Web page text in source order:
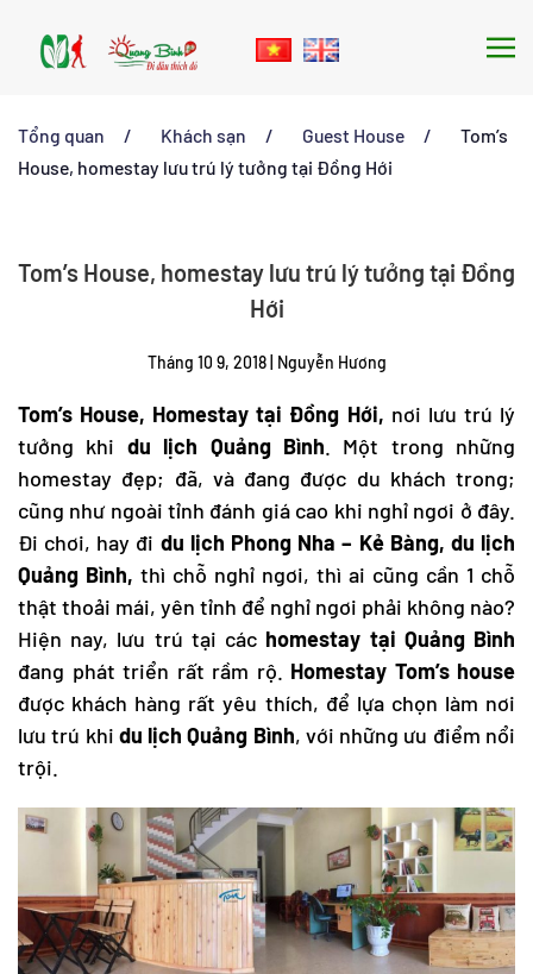
Skip to main content
Tổng quan Khách sạn Guest House
Tom’s
House, homestay lưu trú lý tưởng tại Đồng Hới
Tom’s House, homestay lưu trú lý tưởng tại Đồng
Hới
Tháng 10 9, 2018| Nguyễn Hương
Tom’s House, Homestay tại Đồng Hới, nơi lưu trú lý
tưởng khi du lịch Quảng Bình. Một trong những
homestay đẹp; đã, và đang được du khách trong;
cũng như ngoài tỉnh đánh giá cao khi nghỉ ngơi ở đây.
Đi chơi, hay đi du lịch Phong Nha – Kẻ Bàng, du lịch
Quảng Bình, thì chỗ nghỉ ngơi, thì ai cũng cần 1 chỗ
thật thoải mái, yên tỉnh để nghỉ ngơi phải không nào?
Hiện nay, lưu trú tại các homestay tại Quảng Bình
đang phát triển rất rầm rộ. Homestay Tom’s house
được khách hàng rất yêu thích, để lựa chọn làm nơi
lưu trú khi du lịch Quảng Bình, với những ưu điểm nổi
trội.